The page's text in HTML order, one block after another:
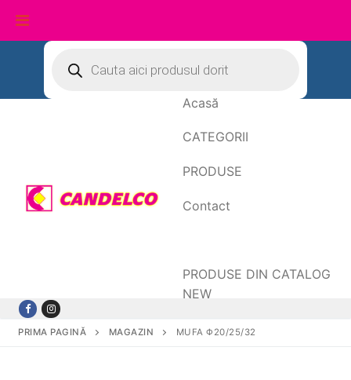
conținut
search
Acasă
CATEGORII
PRODUSE
Contact
PRODUSE DIN CATALOG
NEW
PRIMA PAGINĂ MAGAZIN MUFA Φ20/25/32